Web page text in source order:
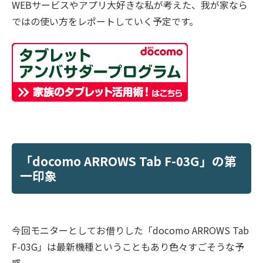
WEBサービスやアプリ大好きな私が考えた、我が家なら
ではの使い方をレポートしていく予定です。
「docomo ARROWS Tab F-03G」の第
一印象
今回モニターとしてお借りした「docomo ARROWS Tab
F-03G」は最新機種ということもあり色々すごそうな予